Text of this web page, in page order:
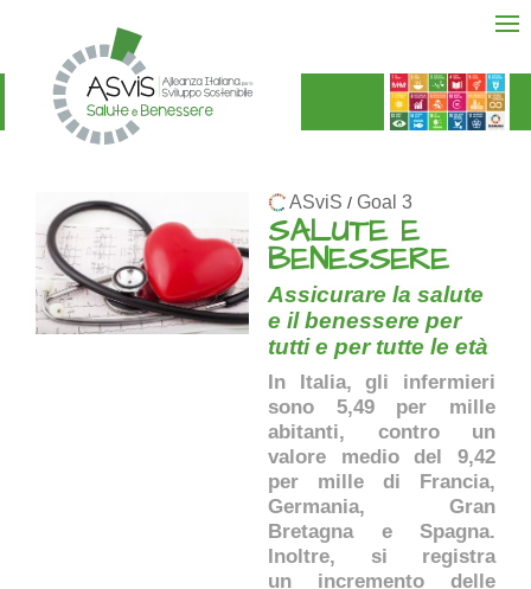
ASviS / Goal 3
SALUTE E
BENESSERE
Assicurare la salute
e il benessere per
tutti e per tutte le età
In Italia, gli infermieri
sono 5,49 per mille
abitanti, contro un
valore medio del 9,42
per mille di Francia,
Germania, Gran
Bretagna e Spagna.
Inoltre, si registra
un incremento delle